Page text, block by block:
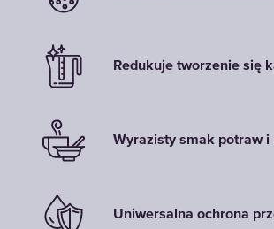
Redukuje tworzenie się
Wyrazisty smak potraw i
Uniwersalna ochrona